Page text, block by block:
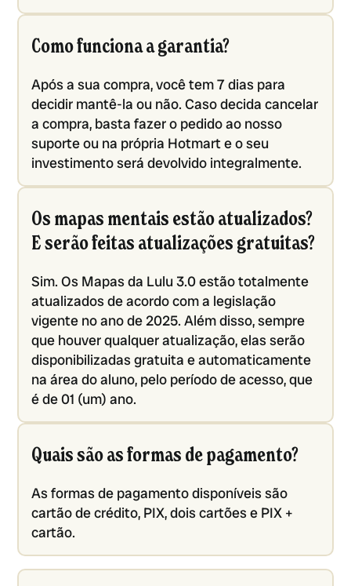
Como funciona a garantia?
Após a sua compra, você tem 7 dias para
decidir mantê-la ou não. Caso decida cancelar
a compra, basta fazer o pedido ao nosso
suporte ou na própria Hotmart e o seu
investimento será devolvido integralmente.
Os mapas mentais estão atualizados?
E serão feitas atualizações gratuitas?
Sim. Os Mapas da Lulu 3.0 estão totalmente
atualizados de acordo com a legislação
vigente no ano de 2025. Além disso, sempre
que houver qualquer atualização, elas serão
disponibilizadas gratuita e automaticamente
na área do aluno, pelo período de acesso, que
é de 01 (um) ano.
Quais são as formas de pagamento?
As formas de pagamento disponíveis são
cartão de crédito, PIX, dois cartões e PIX +
cartão.